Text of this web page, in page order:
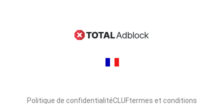
Politique de confidentialitéCLUFtermes et conditions